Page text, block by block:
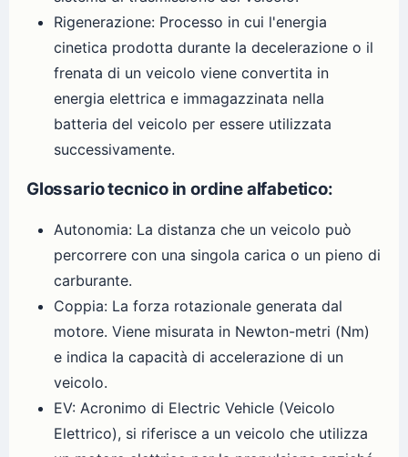
Rigenerazione: Processo in cui l'energia
cinetica prodotta durante la decelerazione o il
frenata di un veicolo viene convertita in
energia elettrica e immagazzinata nella
batteria del veicolo per essere utilizzata
successivamente.
Glossario tecnico in ordine alfabetico:
Autonomia: La distanza che un veicolo può
percorrere con una singola carica o un pieno di
carburante.
Coppia: La forza rotazionale generata dal
motore. Viene misurata in Newton-metri (Nm)
e indica la capacità di accelerazione di un
veicolo.
EV: Acronimo di Electric Vehicle (Veicolo
Elettrico), si riferisce a un veicolo che utilizza